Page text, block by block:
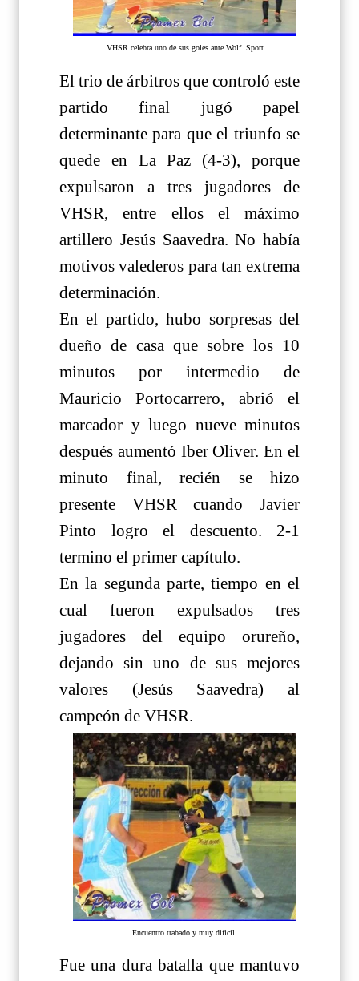
VHSR celebra uno de sus goles ante Wolf Sport
El trio de árbitros que controló este
partido final jugó papel
determinante para que el triunfo se
quede en La Paz (4-3), porque
expulsaron a tres jugadores de
VHSR, entre ellos el máximo
artillero Jesús Saavedra. No había
motivos valederos para tan extrema
determinación.
En el partido, hubo sorpresas del
dueño de casa que sobre los 10
minutos por intermedio de
Mauricio Portocarrero, abrió el
marcador y luego nueve minutos
después aumentó Iber Oliver. En el
minuto final, recién se hizo
presente VHSR cuando Javier
Pinto logro el descuento. 2-1
termino el primer capítulo.
En la segunda parte, tiempo en el
cual fueron expulsados tres
jugadores del equipo orureño,
dejando sin uno de sus mejores
valores (Jesús Saavedra) al
campeón de VHSR.
Encuentro trabado y muy dificil
Fue una dura batalla que mantuvo